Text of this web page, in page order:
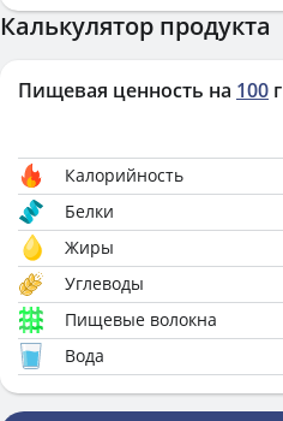
Калькулятор продукта
Пищевая ценность на 100 г
Калорийность
Белки
Жиры
Углеводы
Пищевые волокна
Вода